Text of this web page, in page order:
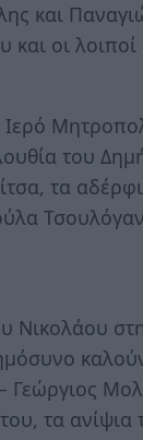
και
οι λοιποί
του
τα
Νικολάου
Γεώργιος
τα ανίψια